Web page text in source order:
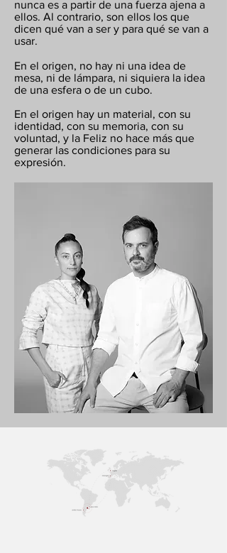
nunca es a partir de una fuerza ajena a
ellos. Al contrario, son ellos los que
dicen qué van a ser y para qué se van a
usar.
En el origen, no hay ni una idea de
mesa, ni de lámpara, ni siquiera la idea
de una esfera o de un cubo.
En el origen hay un material, con su
identidad, con su memoria, con su
voluntad, y la Feliz no hace más que
generar las condiciones para su
expresión.